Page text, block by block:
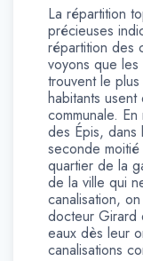
La répartition
précieuses
répartition des
voyons que
trouvent le
habitants
communale.
des Épis, dans
seconde
quartier de la
de la ville qui
canalisation,
docteur Girard
eaux dès leur
canalisations